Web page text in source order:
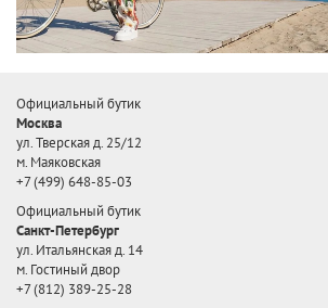
Официальный бутик
Москва
ул. Тверская д. 25/12
м. Маяковская
+7 (499) 648-85-03
Официальный бутик
Санкт-Петербург
ул. Итальянская д. 14
м. Гостиный двор
+7 (812) 389-25-28